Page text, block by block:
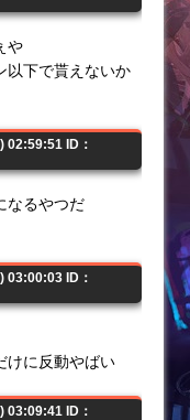
や
以下で貰えないか
02:59:51 ID：
なるやつだ
03:00:03 ID：
けに反動やばい
03:09:41 ID：